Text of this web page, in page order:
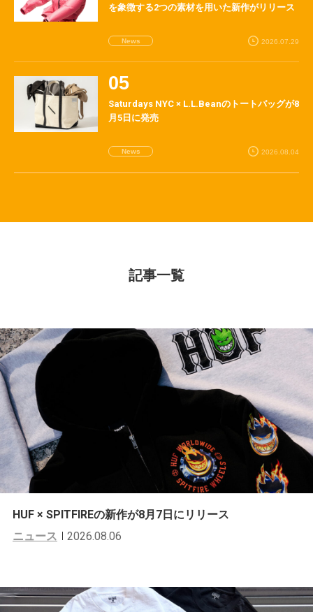
を象徴する2つの素材を用いた新作がリリース
News 2026.07.29
Saturdays NYC × L.L.Beanのトートバッグが8
月5日に発売
News 2026.08.04
記事一覧
HUF × SPITFIREの新作が8月7日にリリース
ニュース
2026.08.06